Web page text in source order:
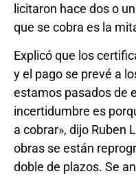
licitaron hace dos o
que se cobra es la
Explicó que los
y el pago se prevé a
estamos pasados de
incertidumbre es
a cobrar», dijo Ruben
obras se están
doble de plazos. Se